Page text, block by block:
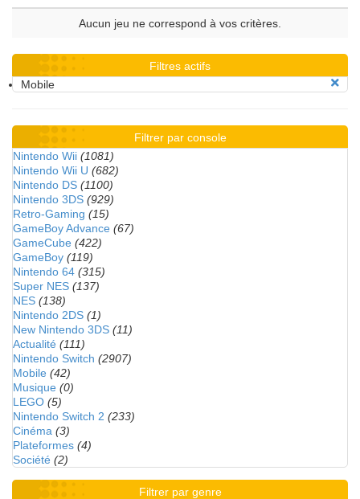
Aucun jeu ne correspond à vos critères.
Filtres actifs
Mobile
Filtrer par console
Nintendo Wii (1081)
Nintendo Wii U (682)
Nintendo DS (1100)
Nintendo 3DS (929)
Retro-Gaming (15)
GameBoy Advance (67)
GameCube (422)
GameBoy (119)
Nintendo 64 (315)
Super NES (137)
NES (138)
Nintendo 2DS (1)
New Nintendo 3DS (11)
Actualité (111)
Nintendo Switch (2907)
Mobile (42)
Musique (0)
LEGO (5)
Nintendo Switch 2 (233)
Cinéma (3)
Plateformes (4)
Société (2)
Filtrer par genre